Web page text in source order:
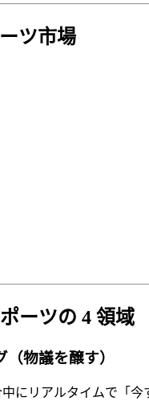
ツ市場
ーツの 4 領域
物議を醸す）
にリアルタイムで「